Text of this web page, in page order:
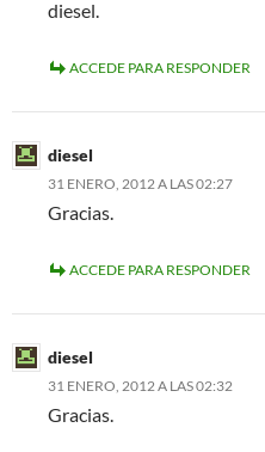
diesel.
ACCEDE PARA RESPONDER
diesel
31 ENERO, 2012 A LAS 02:27
Gracias.
ACCEDE PARA RESPONDER
diesel
31 ENERO, 2012 A LAS 02:32
Gracias.